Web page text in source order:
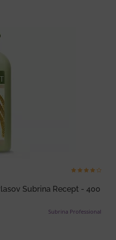
Subrina Recept - 400
Subrina Professional